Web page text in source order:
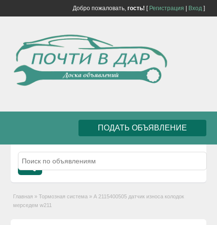
Добро пожаловать, гость! [ Регистрация Вход]
ПОДАТЬ ОБЪЯВЛЕНИЕ
Главная » Тормозная система » А 2115400505 датчик износа колодок
мерседем w211